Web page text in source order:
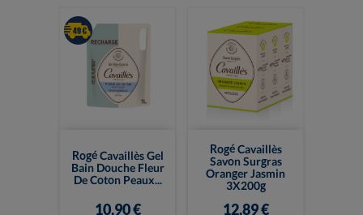
Rogé Cavaillès Gel
Bain Douche Fleur
De Coton Peaux...
10,90 €
Rogé Cavaillès
Savon Surgras
Oranger Jasmin
3X200g
12,89 €